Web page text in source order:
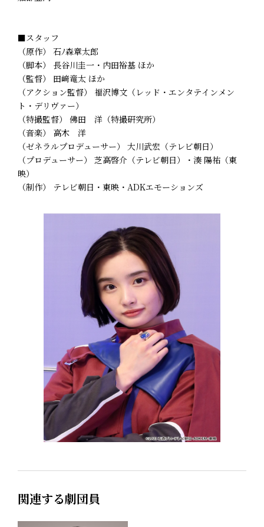
■スタッフ
（原作） 石ﾉ森章太郎
（脚本） 長谷川圭一・内田裕基 ほか
（監督） 田﨑竜太 ほか
（アクション監督） 福沢博文（レッド・エンタテインメン
ト・デリヴァー）
（特撮監督） 佛田 洋（特撮研究所）
（音楽） 高木 洋
（ゼネラルプロデューサー） 大川武宏（テレビ朝日）
（プロデューサー） 芝高啓介（テレビ朝日）・湊 陽祐（東
映）
（制作） テレビ朝日・東映・ADKエモーションズ
関連する劇団員